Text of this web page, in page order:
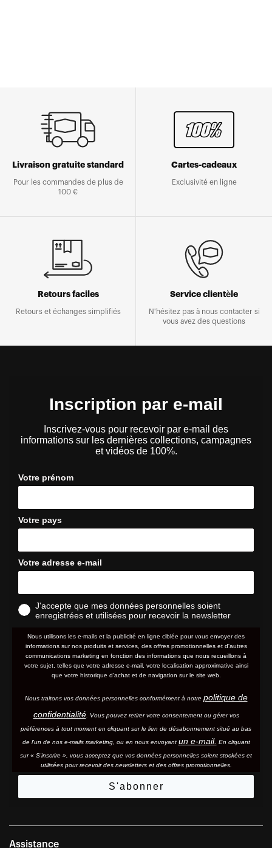
Livraison gratuite standard
Pour les commandes de plus de
100 €
Cartes-cadeaux
Exclusivité en ligne
Retours faciles
Retours et échanges simplifiés
Service clientèle
N'hésitez pas à nous contacter si
vous avez des questions
Inscription par e-mail
Inscrivez-vous pour recevoir par e-mail des
informations sur les dernières collections, campagnes
et vidéos de 100%.
Votre prénom
Votre pays
Votre adresse e-mail
J'accepte que mes données personnelles soient
enregistrées et utilisées pour recevoir la newsletter
Nous utilisons les e-mails et la publicité en ligne ciblée pour vous envoyer des
informations sur nos produits et services, des offres promotionnelles et d'autres
communications marketing en fonction des informations que nous recueillons à
votre sujet, telles que votre adresse e-mail, votre localisation approximative ainsi
que votre historique d'achat et de navigation sur le site web.
Nous traitons vos données personnelles conformément à notre politique de
confidentialité. Vous pouvez retirer votre consentement ou gérer vos
préférences à tout moment en cliquant sur le lien de désabonnement situé au bas
de l'un de nos e-mails marketing, ou en nous envoyant un e-mail. En cliquant
sur « S'inscrire », vous acceptez que vos données personnelles soient stockées et
utilisées pour recevoir des newsletters et des offres promotionnelles.
S'abonner
Assistance